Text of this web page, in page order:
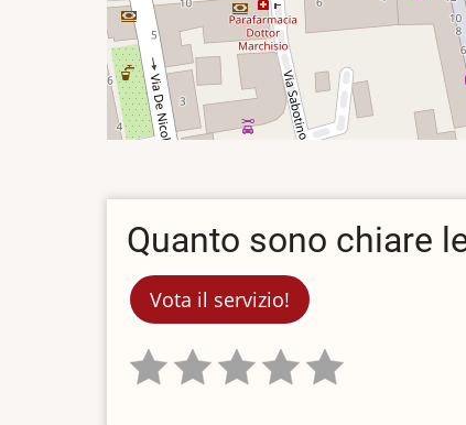
Quanto sono chiare
Vota il servizio!